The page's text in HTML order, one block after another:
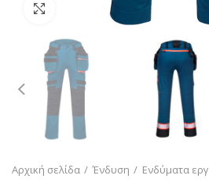
Click to enlarge
Αρχική σελίδα Ένδυση Ενδύματα